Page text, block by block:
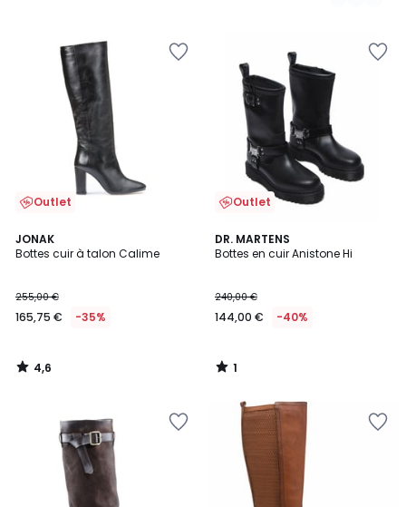
Outlet
JONAK
Bottes cuir à talon Calime
255,00 €
165,75 € -35%
4,6
/ 5
4,6
/
Outlet
DR. MARTENS
Bottes en cuir Anistone Hi
240,00 €
144,00 € -40%
1
/
1
/